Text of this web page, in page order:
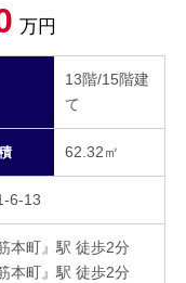
万円
13階/15階建
て
62.32㎡
6-13
本町』駅 徒歩2分
本町』駅 徒歩2分